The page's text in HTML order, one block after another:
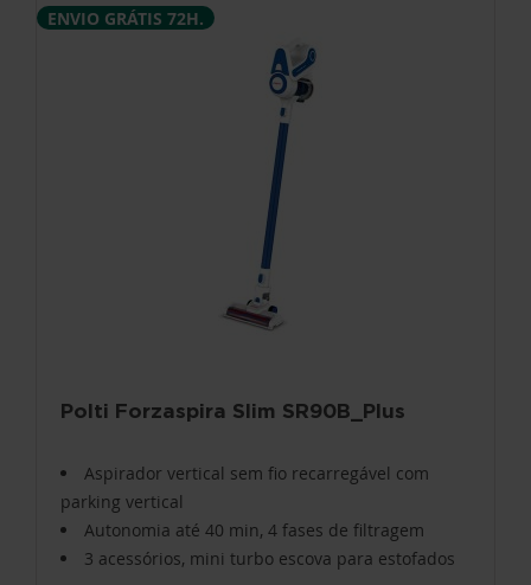
ENVIO GRÁTIS 72H.
Polti Forzaspira Slim SR90B_Plus
Aspirador vertical sem fio recarregável com
parking vertical
Autonomia até 40 min, 4 fases de filtragem
3 acessórios, mini turbo escova para estofados